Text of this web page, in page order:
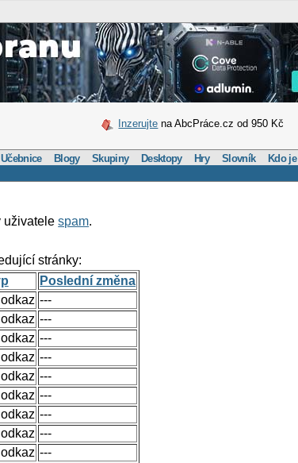
Inzerujte na AbcPráce.cz od 950 Kč
Učebnice Blogy Skupiny Desktopy Hry Slovník Kdo je
uživatelespam.
stránky:
Poslední změna
---
---
---
---
---
---
---
---
---